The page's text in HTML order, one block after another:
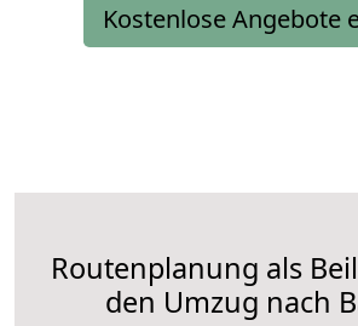
Kostenlose Angebote
Routenplanung als
den Umzug nach